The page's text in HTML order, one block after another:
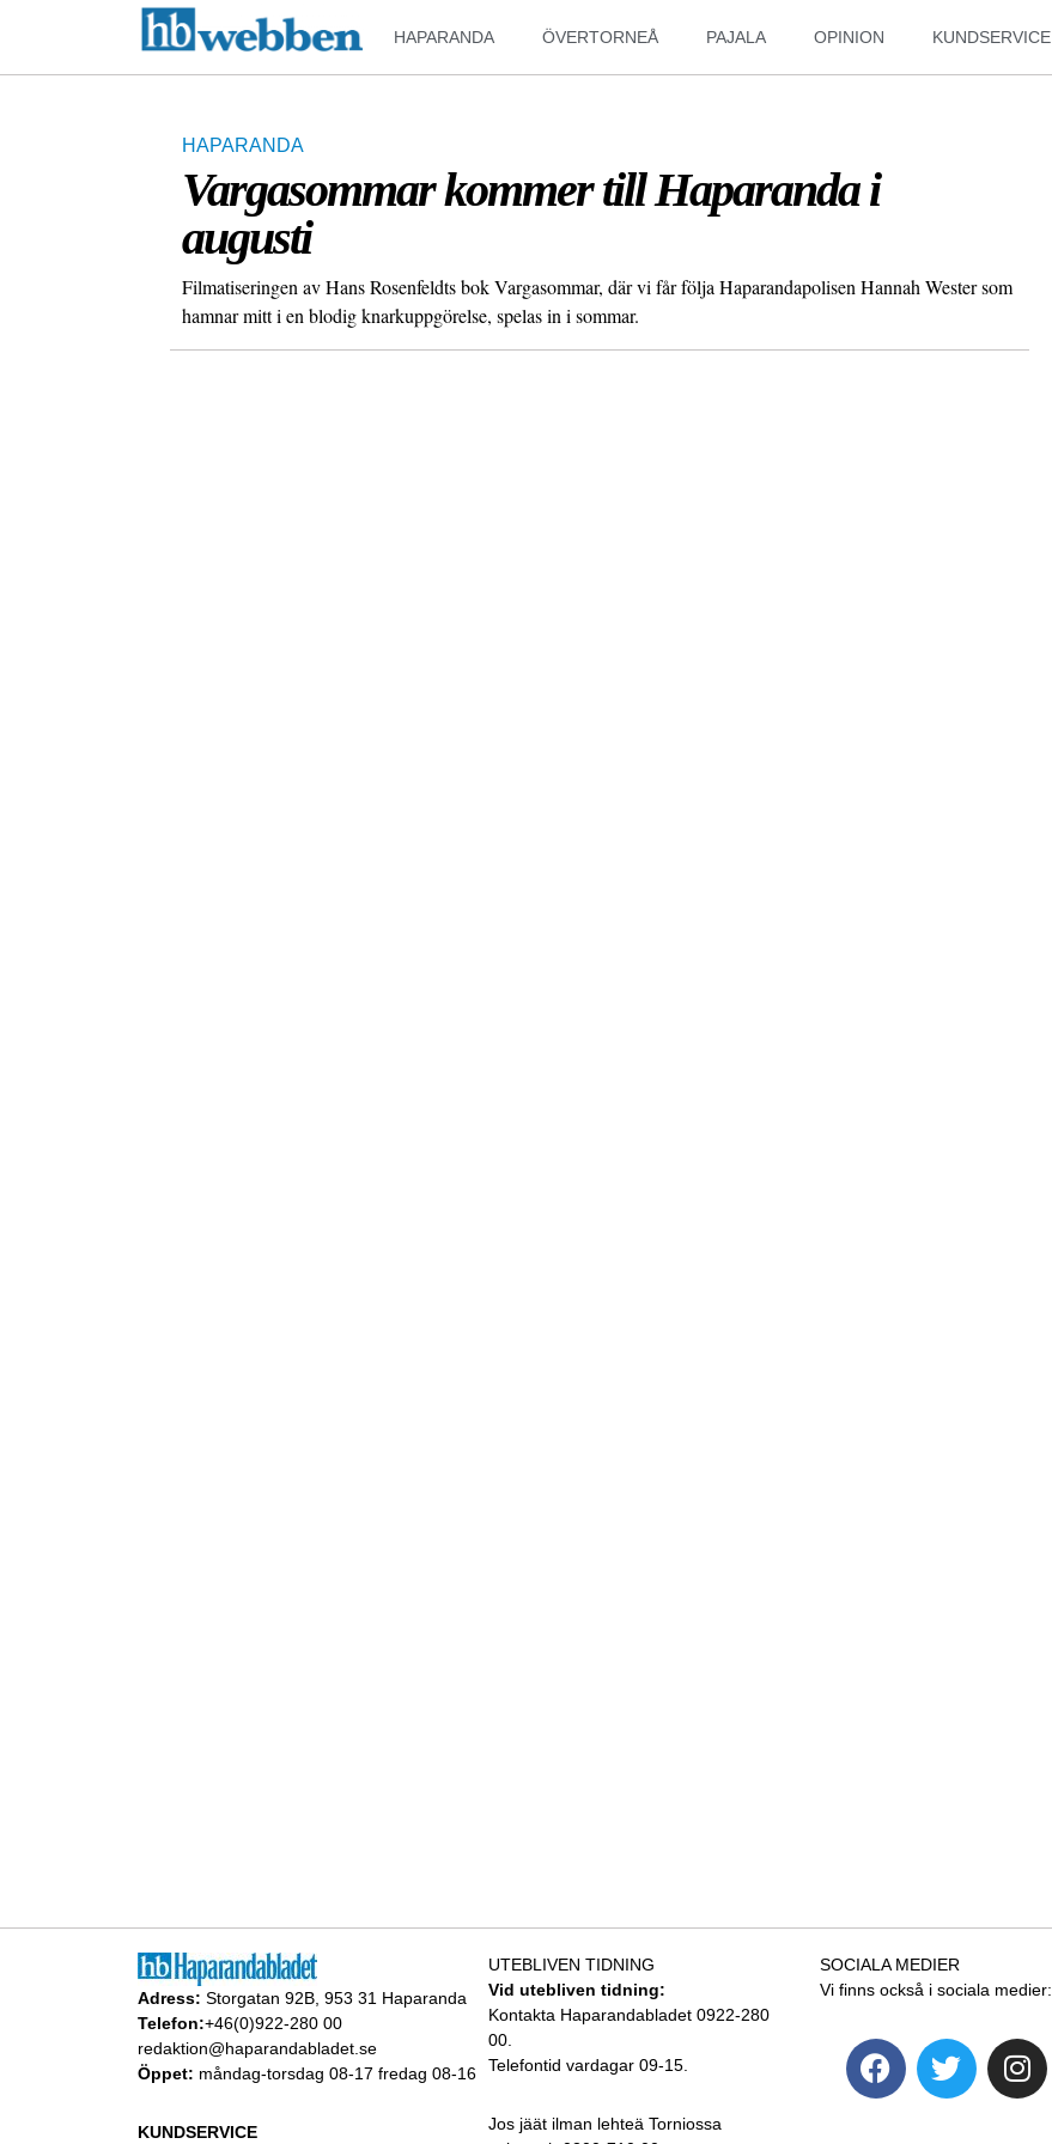
HAPARANDA ÖVERTORNEÅ PAJALA OPINION KUNDSERVICE
HAPARANDA
Vargasommar kommer till Haparanda i
augusti
Filmatiseringen av Hans Rosenfeldts bok Vargasommar, där vi får följa Haparandapolisen Hannah Wester som
hamnar mitt i en blodig knarkuppgörelse, spelas in i sommar.
Adress: Storgatan 92B, 953 31 Haparanda
Telefon:+46(0)922-280 00
redaktion@haparandabladet.se
Öppet: måndag-torsdag 08-17 fredag 08-16
KUNDSERVICE
UTEBLIVEN TIDNING
Vid utebliven tidning:
Kontakta Haparandabladet 0922-280
00.
Telefontid vardagar 09-15.
Jos jäät ilman lehteä Torniossa
SOCIALA MEDIER
Vi finns också i sociala medier: